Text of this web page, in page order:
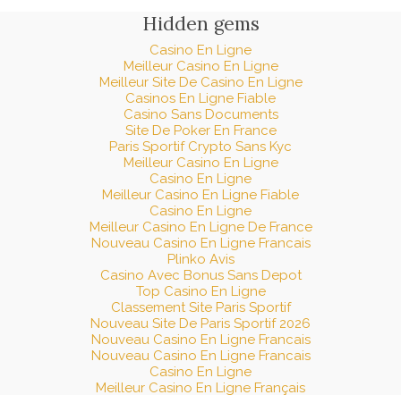
Hidden gems
Casino En Ligne
Meilleur Casino En Ligne
Meilleur Site De Casino En Ligne
Casinos En Ligne Fiable
Casino Sans Documents
Site De Poker En France
Paris Sportif Crypto Sans Kyc
Meilleur Casino En Ligne
Casino En Ligne
Meilleur Casino En Ligne Fiable
Casino En Ligne
Meilleur Casino En Ligne De France
Nouveau Casino En Ligne Francais
Plinko Avis
Casino Avec Bonus Sans Depot
Top Casino En Ligne
Classement Site Paris Sportif
Nouveau Site De Paris Sportif 2026
Nouveau Casino En Ligne Francais
Nouveau Casino En Ligne Francais
Casino En Ligne
Meilleur Casino En Ligne Français